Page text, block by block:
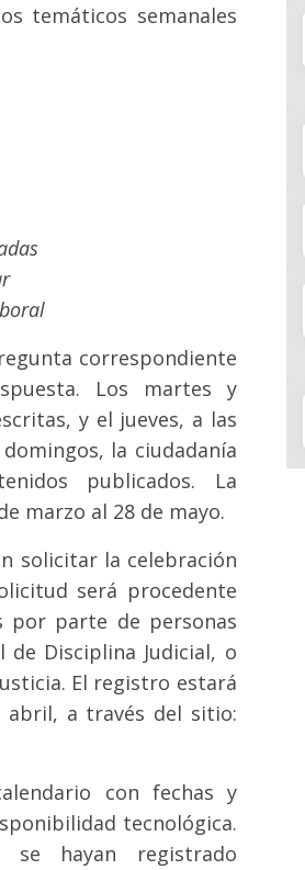
temáticos semanales
correspondiente
Los martes y
y el jueves, a las
la ciudadanía
publicados. La
marzo al 28 de mayo.
solicitar la celebración
será procedente
por parte de personas
Disciplina Judicial, o
El registro estará
a través del sitio:
con fechas y
tecnológica.
hayan registrado